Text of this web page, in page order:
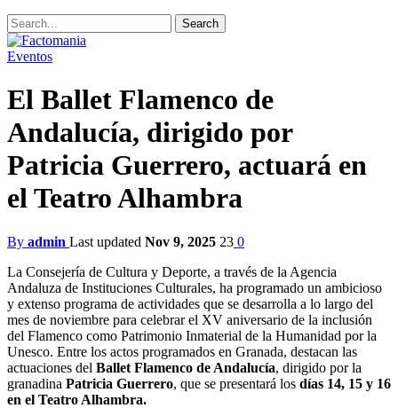
Eventos
El Ballet Flamenco de
Andalucía, dirigido por
Patricia Guerrero, actuará en
el Teatro Alhambra
By admin Last updated Nov 9, 2025 23 0
La Consejería de Cultura y Deporte, a través de la Agencia
Andaluza de Instituciones Culturales, ha programado un ambicioso
y extenso programa de actividades que se desarrolla a lo largo del
mes de noviembre para celebrar el XV aniversario de la inclusión
del Flamenco como Patrimonio Inmaterial de la Humanidad por la
Unesco. Entre los actos programados en Granada, destacan las
actuaciones del Ballet Flamenco de Andalucía, dirigido por la
granadina Patricia Guerrero, que se presentará los días 14, 15 y 16
en el Teatro Alhambra.